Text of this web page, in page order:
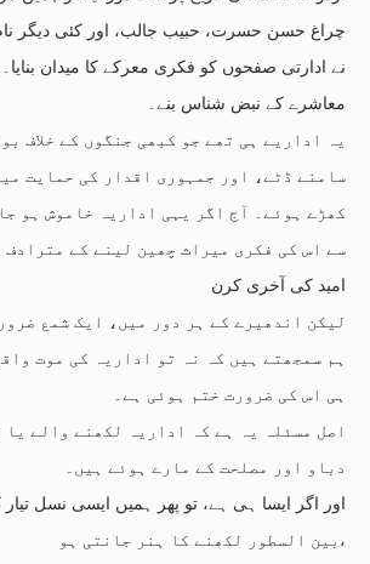
چراغ حسن حسرت، حبیب جالب، اور کئی دیگر نام
نے ادارتی صفحوں کو فکری معرکے کا میدان
معاشرے کے نبض شناس بنے۔
یہ اداریے ہی تھے جو کبھی جنگوں کے خلاف
سامنے ڈٹے، اور جمہوری اقدار کی حمایت
کھڑے ہوئے۔ آج اگر یہی اداریہ خاموش ہو
سے اس کی فکری میراث چھین لینے کے مترادف
امید کی آخری کرن
لیکن اندھیرے کے ہر دور میں، ایک شمع
ہم سمجھتے ہیں کہ نہ تو اداریہ کی موت
ہی اس کی ضرورت ختم ہوئی ہے۔
اصل مسئلہ یہ ہے کہ اداریہ لکھنے والے یا
دباو اور مصلحت کے مارے ہوئے ہیں۔
اور اگر ایسا ہی ہے، تو پھر ہمیں ایسی نسل
بین السطور لکھنے کا ہنر جانتی ہو،